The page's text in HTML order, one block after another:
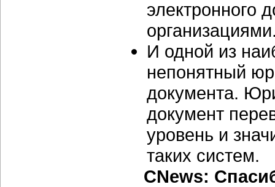
электронного
И одной из
непонятный
документа.
документ
уровень и
таких систем.
CNews: